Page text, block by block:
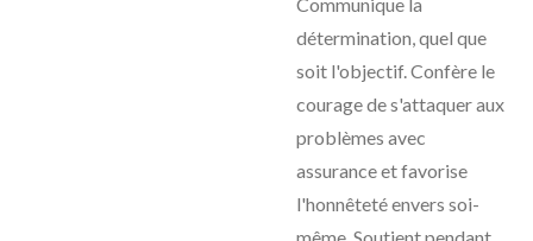
détermination, quel que
soit l'objectif. Confère le
courage de s'attaquer aux
problèmes avec
assurance et favorise
l'honnêteté envers soi-